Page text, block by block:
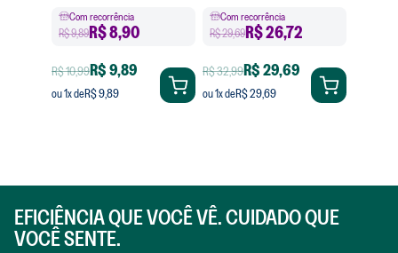
Com recorrência
R$ 9,89R$8,90
R$ 10,99R$ 9,89
ou1x deR$ 9,89
Com recorrência
R$ 29,69R$26,72
R$ 32,99R$ 29,69
ou1x deR$ 29,69
EFICIÊNCIA QUE VOCÊ VÊ. CUIDADO QUE
VOCÊ SENTE.